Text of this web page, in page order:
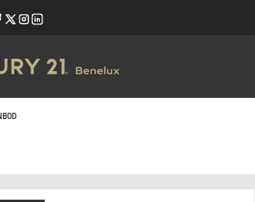
in Daverdisse (6929, inclusief